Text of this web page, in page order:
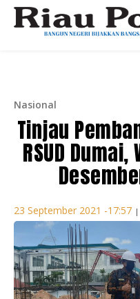
Nasional
Tinjau
RSUD
23 September 2021 -17:57 |